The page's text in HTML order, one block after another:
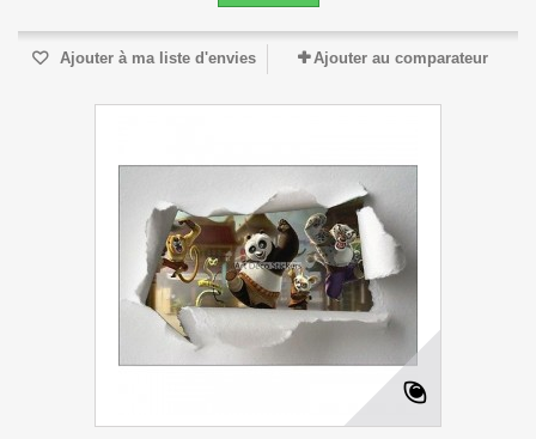
Ajouter à ma liste d'envies Ajouter au comparateur